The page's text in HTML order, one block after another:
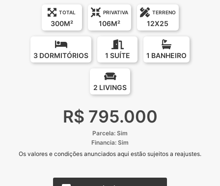
TOTAL
300M²
PRIVATIVA
106M²
TERRENO
12X25
3 DORMITÓRIOS 1 SUÍTE 1 BANHEIRO
2 LIVINGS
R$ 795.000
Parcela: Sim
Financia: Sim
Os valores e condições anunciados aqui estão sujeitos a reajustes.